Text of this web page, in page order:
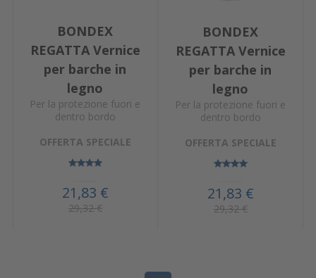
BONDEX
REGATTA Vernice
per barche in
legno
Per la protezione fuori e
dentro bordo
OFFERTA SPECIALE
21,83 €
29,32 €
BONDEX
REGATTA Vernice
per barche in
legno
Per la protezione fuori e
dentro bordo
OFFERTA SPECIALE
21,83 €
29,32 €